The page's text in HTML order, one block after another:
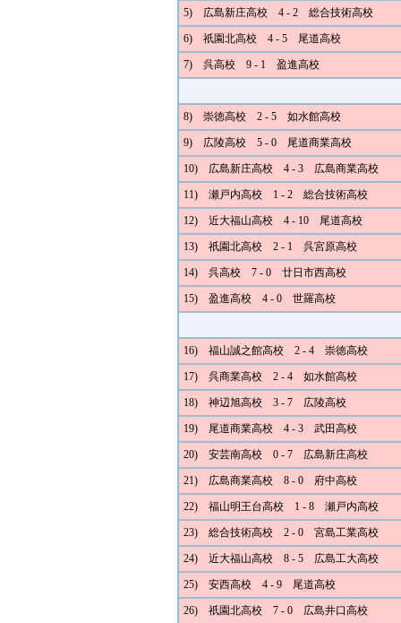
5) 広島新庄高校 4 - 2 総合技術高校
6) 祇園北高校 4 - 5 尾道高校
7) 呉高校 9 - 1 盈進高校
8) 崇徳高校 2 - 5 如水館高校
9) 広陵高校 5 - 0 尾道商業高校
10) 広島新庄高校 4 - 3 広島商業高校
11) 瀬戸内高校 1 - 2 総合技術高校
12) 近大福山高校 4 - 10 尾道高校
13) 祇園北高校 2 - 1 呉宮原高校
14) 呉高校 7 - 0 廿日市西高校
15) 盈進高校 4 - 0 世羅高校
16) 福山誠之館高校 2 - 4 崇徳高校
17) 呉商業高校 2 - 4 如水館高校
18) 神辺旭高校 3 - 7 広陵高校
19) 尾道商業高校 4 - 3 武田高校
20) 安芸南高校 0 - 7 広島新庄高校
21) 広島商業高校 8 - 0 府中高校
22) 福山明王台高校 1 - 8 瀬戸内高校
23) 総合技術高校 2 - 0 宮島工業高校
24) 近大福山高校 8 - 5 広島工大高校
25) 安西高校 4 - 9 尾道高校
26) 祇園北高校 7 - 0 広島井口高校